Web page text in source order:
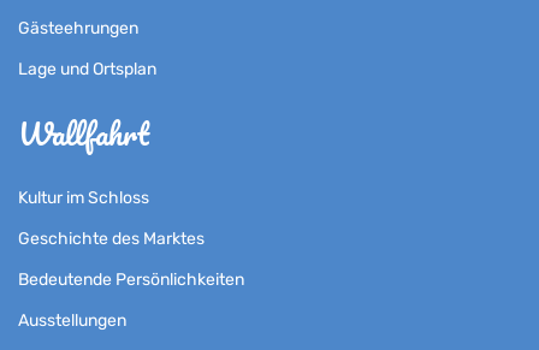
Gästeehrungen
Lage und Ortsplan
Wallfahrt
Kultur im Schloss
Geschichte des Marktes
Bedeutende Persönlichkeiten
Ausstellungen